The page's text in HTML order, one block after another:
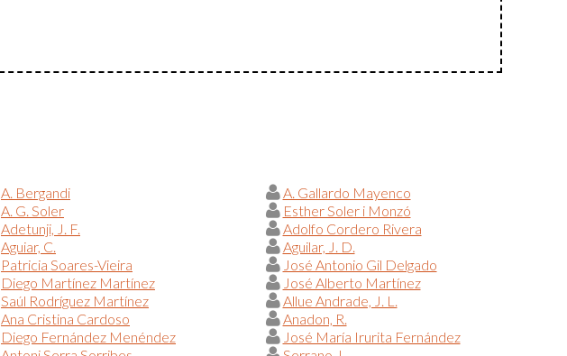
A. Bergandi
A. Gallardo Mayenco
A. G. Soler
Esther Soler i Monzó
Adetunji, J. F.
Adolfo Cordero Rivera
Aguiar, C.
Aguilar, J. D.
Patricia Soares-Vieira
José Antonio Gil Delgado
Diego Martínez Martínez
José Alberto Martínez
Saúl Rodríguez Martínez
Allue Andrade, J. L.
Ana Cristina Cardoso
Anadon, R.
Diego Fernández Menéndez
José María Irurita Fernández